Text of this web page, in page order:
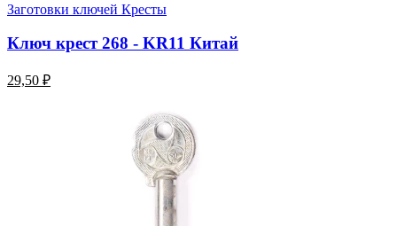
Заготовки ключей Кресты
Ключ крест 268 - KR11 Китай
29,50 ₽